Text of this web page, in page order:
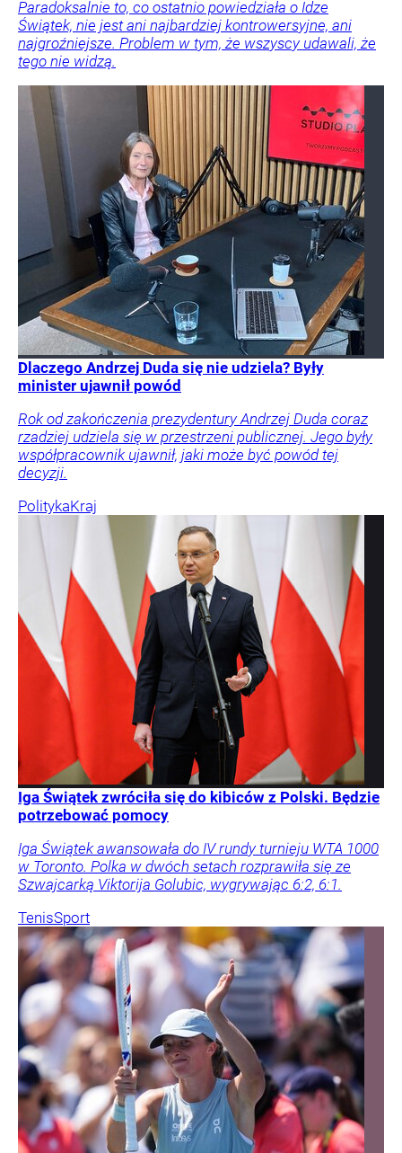
Paradoksalnie to, co ostatnio powiedziała o Idze
Świątek, nie jest ani najbardziej kontrowersyjne, ani
najgroźniejsze. Problem w tym, że wszyscy udawali, że
tego nie widzą.
Dlaczego Andrzej Duda się nie udziela? Były
minister ujawnił powód
Rok od zakończenia prezydentury Andrzej Duda coraz
rzadziej udziela się w przestrzeni publicznej. Jego były
współpracownik ujawnił, jaki może być powód tej
decyzji.
PolitykaKraj
Iga Świątek zwróciła się do kibiców z Polski. Będzie
potrzebować pomocy
Iga Świątek awansowała do IV rundy turnieju WTA 1000
w Toronto. Polka w dwóch setach rozprawiła się ze
Szwajcarką Viktorija Golubic, wygrywając 6:2, 6:1.
TenisSport